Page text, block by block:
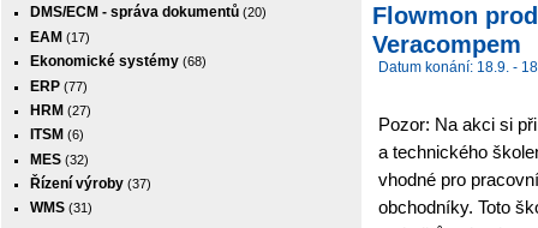
DMS/ECM - správa dokumentů (20)
EAM (17)
Ekonomické systémy (68)
ERP (77)
HRM (27)
ITSM (6)
MES (32)
Řízení výroby (37)
WMS (31)
Flowmon
Veracompem
Datum konání: 18.9. -
Pozor: Na akci si
a technického
vhodné pro
obchodníky. Toto